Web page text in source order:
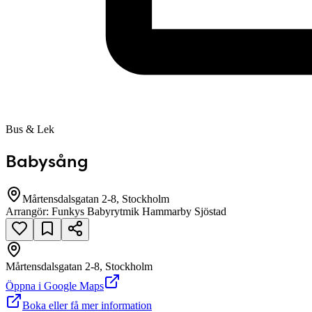
Bus & Lek
Babysång
Mårtensdalsgatan 2-8, Stockholm
Arrangör: Funkys Babyrytmik Hammarby Sjöstad
Mårtensdalsgatan 2-8, Stockholm
Öppna i Google Maps
Boka eller få mer information